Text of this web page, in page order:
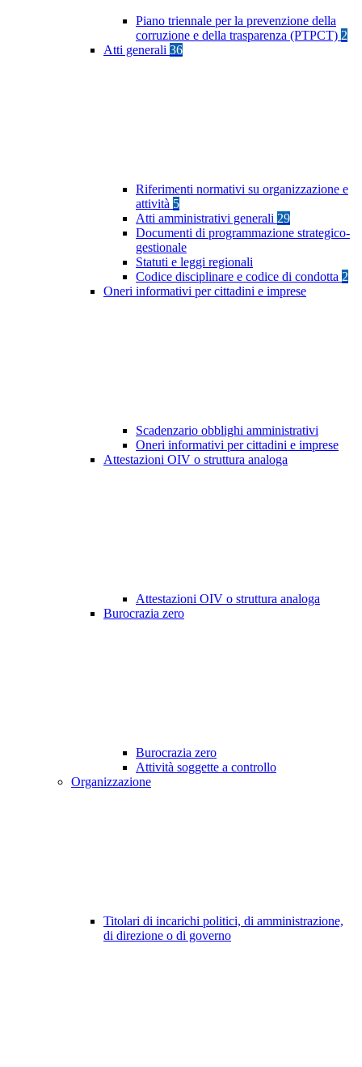
Piano triennale per la prevenzione della
corruzione e della trasparenza (PTPCT) 2
Atti generali 36
Riferimenti normativi su organizzazione e
attività 5
Atti amministrativi generali 29
Documenti di programmazione strategico-
gestionale
Statuti e leggi regionali
Codice disciplinare e codice di condotta 2
Oneri informativi per cittadini e imprese
Scadenzario obblighi amministrativi
Oneri informativi per cittadini e imprese
Attestazioni OIV o struttura analoga
Attestazioni OIV o struttura analoga
Burocrazia zero
Burocrazia zero
Attività soggette a controllo
Organizzazione
Titolari di incarichi politici, di amministrazione,
di direzione o di governo